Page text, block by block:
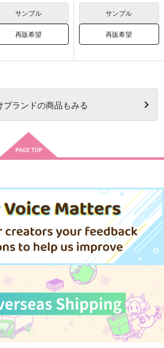
サンプル
再販希望
サンプル
再販希望
ブランドの商品もみる